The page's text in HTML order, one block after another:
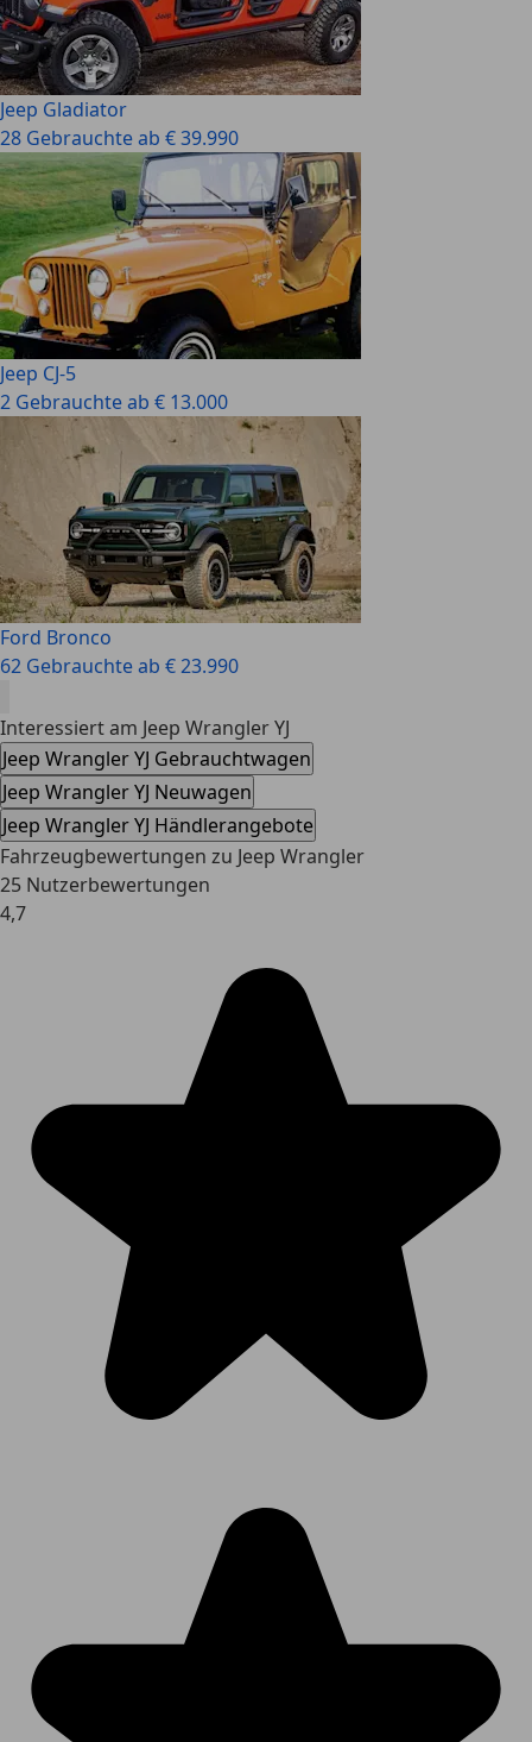
Jeep Gladiator
28 Gebrauchte ab € 39.990
Jeep CJ-5
2 Gebrauchte ab € 13.000
Ford Bronco
62 Gebrauchte ab € 23.990
Interessiert am Jeep Wrangler YJ
Jeep Wrangler YJ Gebrauchtwagen
Jeep Wrangler YJ Neuwagen
Jeep Wrangler YJ Händlerangebote
Fahrzeugbewertungen zu Jeep Wrangler
25 Nutzerbewertungen
4,7